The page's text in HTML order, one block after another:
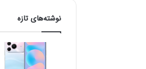
نوشته‌های تازه